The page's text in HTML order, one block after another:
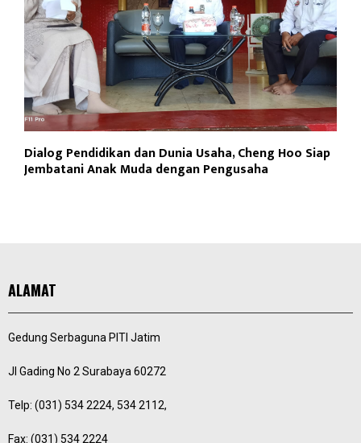
Dialog Pendidikan dan Dunia Usaha, Cheng Hoo Siap
Jembatani Anak Muda dengan Pengusaha
ALAMAT
Gedung Serbaguna PITI Jatim
Jl Gading No 2 Surabaya 60272
Telp: (031) 534 2224, 534 2112,
Fax: (031) 534 2224